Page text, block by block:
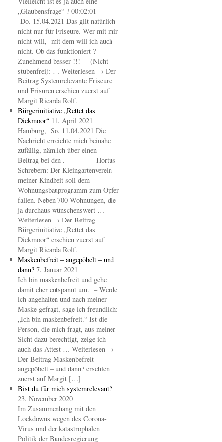
„Glaubensfrage“ ? 00:02:01 –
Do. 15.04.2021 Das gilt natürlich
nicht nur für Friseure. Wer mit mir
nicht will, mit dem will ich auch
nicht. Ob das funktioniert ?
Zunehmend besser !!! – (Nicht
stubenfrei): … Weiterlesen → Der
Beitrag Systemrelevante Friseure
und Frisuren erschien zuerst auf
Margit Ricarda Rolf.
Bürgerinitiative „Rettet das
Diekmoor“ 11. April 2021
Hamburg, So. 11.04.2021 Die
Nachricht erreichte mich beinahe
zufällig, nämlich über einen
Beitrag bei den . Hortus-
Schrebern: Der Kleingartenverein
meiner Kindheit soll dem
Wohnungsbauprogramm zum Opfer
fallen. Neben 700 Wohnungen, die
ja durchaus wünschenswert …
Weiterlesen → Der Beitrag
Bürgerinitiative „Rettet das
Diekmoor“ erschien zuerst auf
Margit Ricarda Rolf.
Maskenbefreit – angepöbelt – und
dann? 7. Januar 2021
Ich bin maskenbefreit und gehe
damit eher entspannt um. – Werde
ich angehalten und nach meiner
Maske gefragt, sage ich freundlich:
„Ich bin maskenbefreit.“ Ist die
Person, die mich fragt, aus meiner
Sicht dazu berechtigt, zeige ich
auch das Attest … Weiterlesen →
Der Beitrag Maskenbefreit –
angepöbelt – und dann? erschien
zuerst auf Margit […]
Bist du für mich systemrelevant?
23. November 2020
Im Zusammenhang mit den
Lockdowns wegen des Corona-
Virus und der katastrophalen
Politik der Bundesregierung